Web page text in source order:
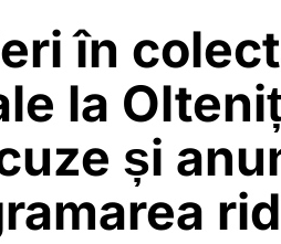
în
la
și